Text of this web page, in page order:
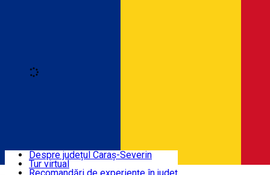
Trasee turistice
Despre județul Caraș-Severin
Tur virtual